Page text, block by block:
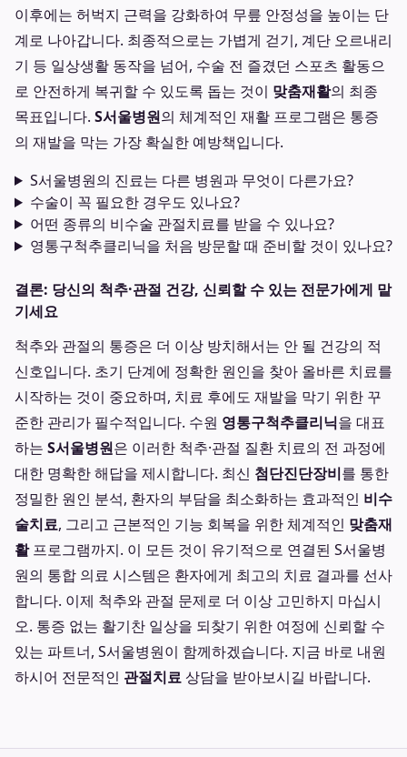
이후에는 허벅지 근력을 강화하여 무릎 안정성을 높이는 단
계로 나아갑니다. 최종적으로는 가볍게 걷기, 계단 오르내리
기 등 일상생활 동작을 넘어, 수술 전 즐겼던 스포츠 활동으
로 안전하게 복귀할 수 있도록 돕는 것이 맞춤재활의 최종
목표입니다. S서울병원의 체계적인 재활 프로그램은 통증
의 재발을 막는 가장 확실한 예방책입니다.
S서울병원의 진료는 다른 병원과 무엇이 다른가요?
수술이 꼭 필요한 경우도 있나요?
어떤 종류의 비수술 관절치료를 받을 수 있나요?
영통구척추클리닉을 처음 방문할 때 준비할 것이 있나요?
결론: 당신의 척추·관절 건강, 신뢰할 수 있는 전문가에게 맡
기세요
척추와 관절의 통증은 더 이상 방치해서는 안 될 건강의 적
신호입니다. 초기 단계에 정확한 원인을 찾아 올바른 치료를
시작하는 것이 중요하며, 치료 후에도 재발을 막기 위한 꾸
준한 관리가 필수적입니다. 수원 영통구척추클리닉을 대표
하는 S서울병원은 이러한 척추·관절 질환 치료의 전 과정에
대한 명확한 해답을 제시합니다. 최신 첨단진단장비를 통한
정밀한 원인 분석, 환자의 부담을 최소화하는 효과적인 비수
술치료, 그리고 근본적인 기능 회복을 위한 체계적인 맞춤재
활프로그램까지. 이 모든 것이 유기적으로 연결된 S서울병
원의 통합 의료 시스템은 환자에게 최고의 치료 결과를 선사
합니다. 이제 척추와 관절 문제로 더 이상 고민하지 마십시
오. 통증 없는 활기찬 일상을 되찾기 위한 여정에 신뢰할 수
있는 파트너, S서울병원이 함께하겠습니다. 지금 바로 내원
하시어 전문적인 관절치료상담을 받아보시길 바랍니다.